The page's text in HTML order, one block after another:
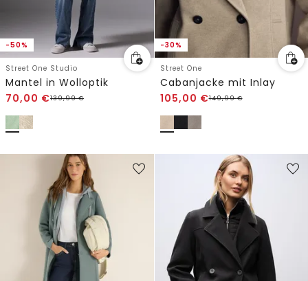
-50%
Street One Studio
Mantel in Wolloptik
70,00 €139,99€
-30%
Street One
Cabanjacke mit Inlay
105,00 €149,99€